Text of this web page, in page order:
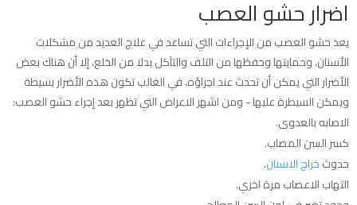
اضرار حشو العصب
يعد حشو العصب من الإجراءات التي تساعد في علاج العديد من مشكلات
الأسنان، وحمايتها وحفظها من التلف والتآكل بدلا من الخلع، إلا أن هناك بعض
الأضرار التي يمكن أن تحدث عند اجراؤه، في الغالب تكون هذه الأضرار بسيطة
ويمكن السيطرة عليها - ومن اشهر الاعراض التي تظهر بعد إجراء حشو العصب:
الاصابه بالعدوى.
كسر السن المصاب.
حدوثخراج الاسنان.
التهاب الاعصاب مرة اخري.